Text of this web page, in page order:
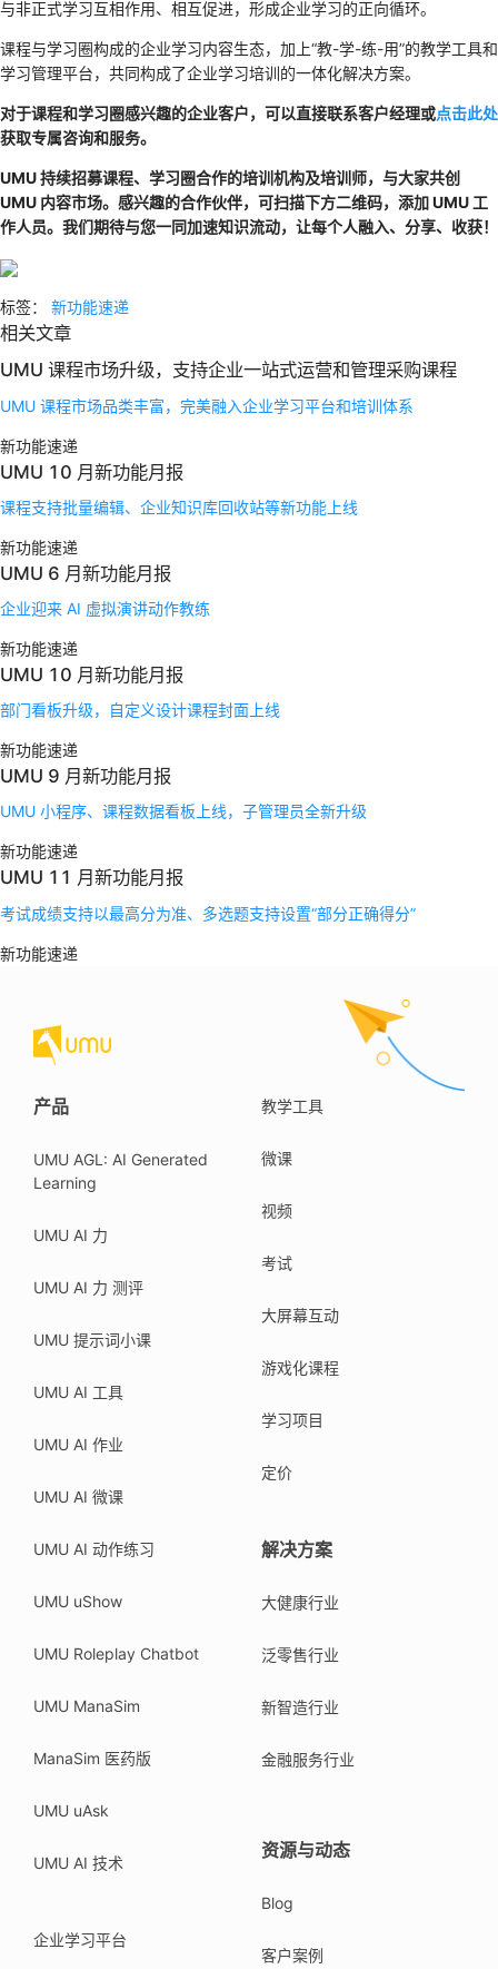
与非正式学习互相作用、相互促进，形成企业学习的正向循环。
课程与学习圈构成的企业学习内容生态，加上“教-学-练-用”的教学工具和
学习管理平台，共同构成了企业学习培训的一体化解决方案。
对于课程和学习圈感兴趣的企业客户，可以直接联系客户经理或点击此处
获取专属咨询和服务。
UMU 持续招募课程、学习圈合作的培训机构及培训师，与大家共创
UMU 内容市场。感兴趣的合作伙伴，可扫描下方二维码，添加 UMU 工
作人员。我们期待与您一同加速知识流动，让每个人融入、分享、收获！
标签： 新功能速递
相关文章
UMU 课程市场升级，支持企业一站式运营和管理采购课程
UMU 课程市场品类丰富，完美融入企业学习平台和培训体系
新功能速递
UMU 10 月新功能月报
课程支持批量编辑、企业知识库回收站等新功能上线
新功能速递
UMU 6 月新功能月报
企业迎来 AI 虚拟演讲动作教练
新功能速递
UMU 10 月新功能月报
部门看板升级，自定义设计课程封面上线
新功能速递
UMU 9 月新功能月报
UMU 小程序、课程数据看板上线，子管理员全新升级
新功能速递
UMU 11 月新功能月报
考试成绩支持以最高分为准、多选题支持设置“部分正确得分”
新功能速递
产品
UMU AGL: AI Generated
Learning
UMU AI 力
UMU AI 力 测评
UMU 提示词小课
UMU AI 工具
UMU AI 作业
UMU AI 微课
UMU AI 动作练习
UMU uShow
UMU Roleplay Chatbot
UMU ManaSim
ManaSim 医药版
UMU uAsk
UMU AI 技术
企业学习平台
教学工具
微课
视频
考试
大屏幕互动
游戏化课程
学习项目
定价
解决方案
大健康行业
泛零售行业
新智造行业
金融服务行业
资源与动态
Blog
客户案例